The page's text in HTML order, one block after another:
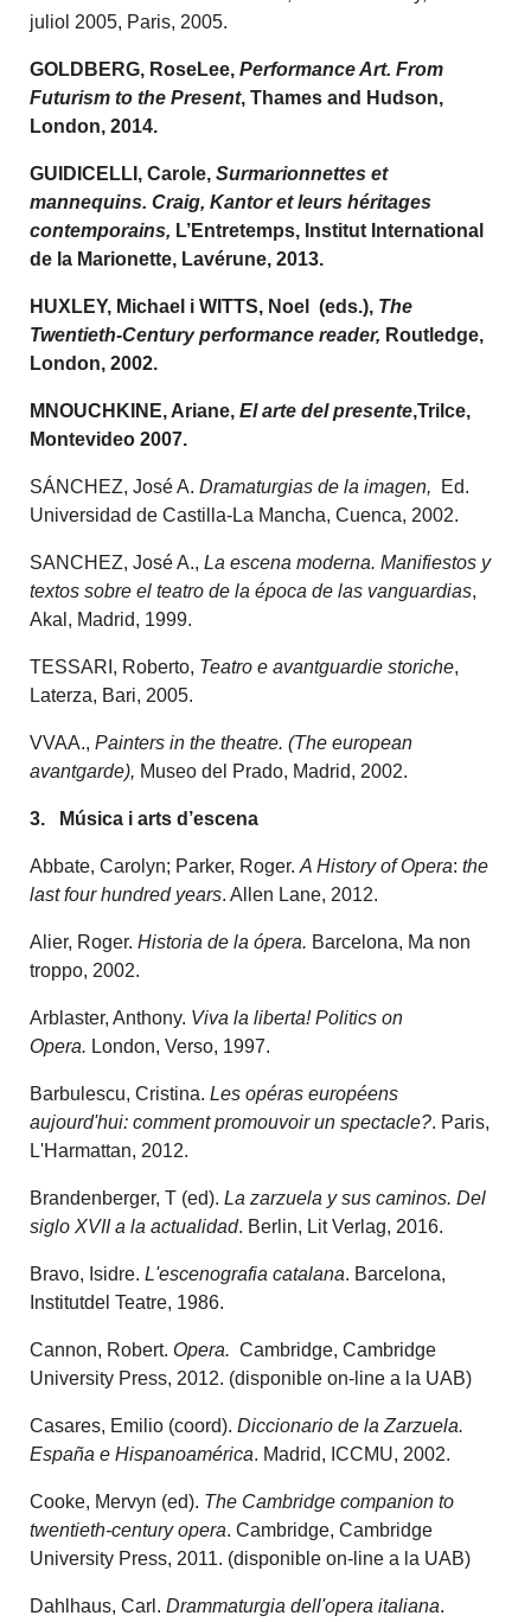
juliol 2005, Paris, 2005.
GOLDBERG, RoseLee,Performance Art. From
Futurism to the Present, Thames and Hudson,
London, 2014.
GUIDICELLI, Carole,Surmarionnettes et
mannequins. Craig, Kantor et leurs héritages
contemporains, L’Entretemps, Institut International
de la Marionette, Lavérune, 2013.
HUXLEY, Michael i WITTS, Noel (eds.), The
Twentieth-Century performance reader, Routledge,
London, 2002.
MNOUCHKINE, Ariane,El arte del presente,Trilce,
Montevideo 2007.
SÁNCHEZ, José A.Dramaturgias de la imagen,
Ed.
Universidad de Castilla-La Mancha, Cuenca, 2002.
SANCHEZ, José A.,La escena moderna. Manifiestos y
textos sobre el teatro de la época de las vanguardias,
Akal, Madrid, 1999.
TESSARI, Roberto, Teatro e avantguardie storiche,
Laterza, Bari, 2005.
VVAA.,Painters in the theatre.(The european
avantgarde), Museo del Prado, Madrid, 2002.
3. Música i arts d’escena
Abbate, Carolyn; Parker, Roger.A History of Opera:the
last four hundred years. Allen Lane, 2012.
Alier, Roger.Historia de la ópera. Barcelona, Ma non
troppo, 2002.
Arblaster, Anthony. Viva la liberta! Politics on
Opera. London, Verso, 1997.
Barbulescu, Cristina.Les opéras européens
aujourd'hui: comment promouvoir un spectacle?. Paris,
L'Harmattan, 2012.
Brandenberger, T (ed).La zarzuela y sus caminos. Del
siglo XVII a la actualidad. Berlin, Lit Verlag, 2016.
Bravo, Isidre.L'escenografia catalana. Barcelona,
Institutdel Teatre, 1986.
Cannon, Robert. Opera. Cambridge, Cambridge
University Press, 2012. (disponible on-line a la UAB)
Casares, Emilio (coord).Diccionario de la Zarzuela.
España e Hispanoamérica. Madrid, ICCMU, 2002.
Cooke, Mervyn (ed). The Cambridge companion to
twentieth-century opera. Cambridge, Cambridge
University Press, 2011. (disponible on-line a la UAB)
Dahlhaus, Carl.Drammaturgia dell'opera italiana.